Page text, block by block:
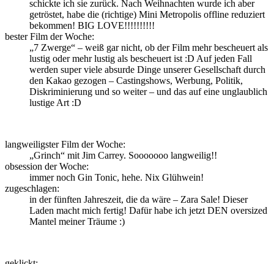
schickte ich sie zurück. Nach Weihnachten wurde ich aber
getröstet, habe die (richtige) Mini Metropolis offline reduziert
bekommen! BIG LOVE!!!!!!!!!!
bester Film der Woche:
„7 Zwerge“ – weiß gar nicht, ob der Film mehr bescheuert als
lustig oder mehr lustig als bescheuert ist :D Auf jeden Fall
werden super viele absurde Dinge unserer Gesellschaft durch
den Kakao gezogen – Castingshows, Werbung, Politik,
Diskriminierung und so weiter – und das auf eine unglaublich
lustige Art :D
langweiligster Film der Woche:
„Grinch“ mit Jim Carrey. Sooooooo langweilig!!
obsession der Woche:
immer noch Gin Tonic, hehe. Nix Glühwein!
zugeschlagen:
in der fünften Jahreszeit, die da wäre – Zara Sale! Dieser
Laden macht mich fertig! Dafür habe ich jetzt DEN oversized
Mantel meiner Träume :)